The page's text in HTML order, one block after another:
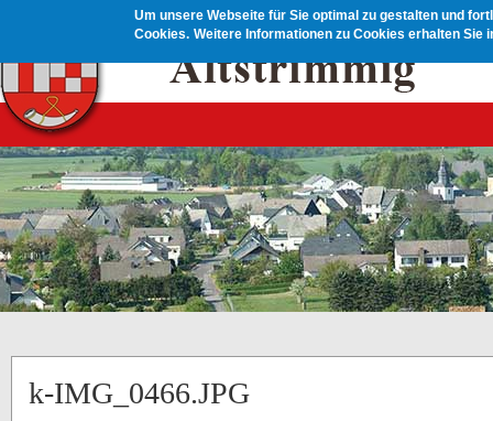
Um unsere Webseite für Sie optimal zu gestalten und
Cookies. Weitere Informationen zu Cookies erhalten Sie
k-IMG_0466.JPG